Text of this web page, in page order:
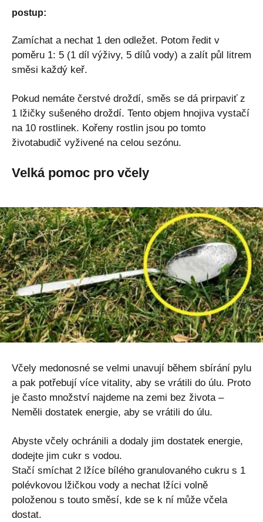
postup:
Zamíchat a nechat 1 den odležet. Potom ředit v
poměru 1: 5 (1 díl výživy, 5 dílů vody) a zalít půl litrem
směsi každý keř.
Pokud nemáte čerstvé droždí, směs se dá prirpaviť z
1 lžičky sušeného droždí. Tento objem hnojiva vystačí
na 10 rostlinek. Kořeny rostlin jsou po tomto
životabudič vyživené na celou sezónu.
Velká pomoc pro včely
Včely medonosné se velmi unavují během sbírání pylu
a pak potřebují více vitality, aby se vrátili do úlu. Proto
je často množství najdeme na zemi bez života –
Neměli dostatek energie, aby se vrátili do úlu.
Abyste včely ochránili a dodaly jim dostatek energie,
dodejte jim cukr s vodou.
Stačí smíchat 2 lžíce bílého granulovaného cukru s 1
polévkovou lžičkou vody a nechat lžíci volně
položenou s touto směsí, kde se k ní může včela
dostat.